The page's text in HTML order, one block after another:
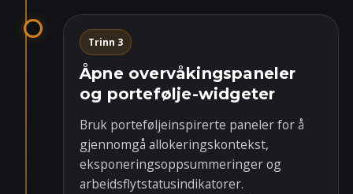
Trinn 3
Åpne overvåkingspaneler
og portefølje-widgeter
Bruk porteføljeinspirerte paneler for å
gjennomgå allokeringskontekst,
eksponeringsoppsummeringer og
arbeidsflytstatusindikatorer.